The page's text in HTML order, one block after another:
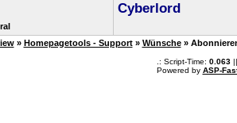
Cyberlord
» Homepagetools - Support » Wünsche »
.: Script-Time: 0.063||
Powered by ASP-